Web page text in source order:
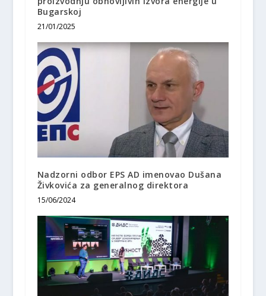
Bugarskoj
21/01/2025
Nadzorni odbor EPS AD imenovao Dušana
Živkovića za generalnog direktora
15/06/2024